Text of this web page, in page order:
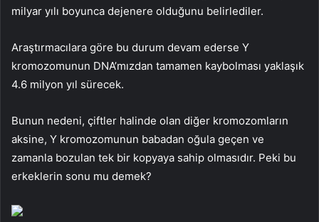
milyar yılı boyunca dejenere olduğunu belirlediler.
Araştırmacılara göre bu durum devam ederse Y
kromozomunun DNA’mızdan tamamen kaybolması yaklaşık
4.6 milyon yıl sürecek.
Bunun nedeni, çiftler halinde olan diğer kromozomların
aksine, Y kromozomunun babadan oğula geçen ve
zamanla bozulan tek bir kopyaya sahip olmasıdır. Peki bu
erkeklerin sonu mu demek?